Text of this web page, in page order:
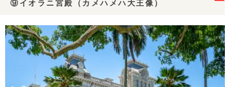
⑨イオラニ宮殿（カメハメハ大王像）